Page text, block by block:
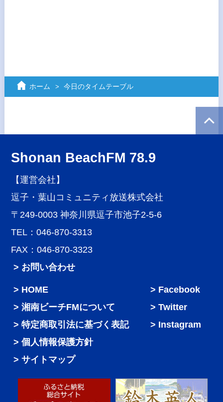
ホーム 今日のタイムテーブル
Shonan BeachFM 78.9
【運営会社】
逗子・葉山コミュニティ放送株式会社
〒249-0003 神奈川県逗子市池子2-5-6
TEL：046-870-3313
FAX：046-870-3323
> お問い合わせ
HOME
湘南ビーチFMについて
特定商取引法に基づく表記
個人情報保護方針
サイトマップ
Facebook
Twitter
Instagram